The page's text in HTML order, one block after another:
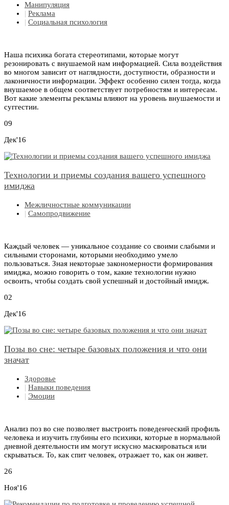
Манипуляция
| Реклама
| Социальная психология
Наша психика богата стереотипами, которые могут
резонировать с внушаемой нам информацией. Сила воздействия
во многом зависит от наглядности, доступности, образности и
лаконичности информации. Эффект особенно силен тогда, когда
внушаемое в общем соответствует потребностям и интересам.
Вот какие элементы рекламы влияют на уровень внушаемости и
суггестии.
09
Дек'16
Технологии и приемы создания вашего успешного
имиджа
Межличностные коммуникации
| Самопродвижение
Каждый человек — уникальное создание со своими слабыми и
сильными сторонами, которыми необходимо умело
пользоваться. Зная некоторые закономерности формирования
имиджа, можно говорить о том, какие технологии нужно
освоить, чтобы создать свой успешный и достойный имидж.
02
Дек'16
Позы во сне: четыре базовых положения и что они
значат
Здоровье
| Навыки поведения
| Эмоции
Анализ поз во сне позволяет выстроить поведенческий профиль
человека и изучить глубины его психики, которые в нормальной
дневной деятельности им могут искусно маскироваться или
скрываться. То, как спит человек, отражает то, как он живет.
26
Ноя'16